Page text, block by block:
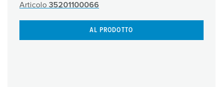
Articolo 35201100066
AL PRODOTTO